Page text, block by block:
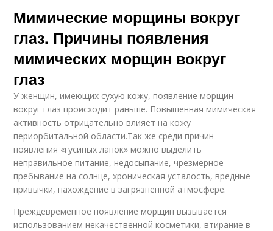
Мимические морщины вокруг
глаз. Причины появления
мимических морщин вокруг
глаз
У женщин, имеющих сухую кожу, появление морщин
вокруг глаз происходит раньше. Повышенная мимическая
активность отрицательно влияет на кожу
периорбитальной области.Так же среди причин
появления «гусиных лапок» можно выделить
неправильное питание, недосыпание, чрезмерное
пребывание на солнце, хроническая усталость, вредные
привычки, нахождение в загрязненной атмосфере.
Преждевременное появление морщин вызывается
использованием некачественной косметики, втирание в